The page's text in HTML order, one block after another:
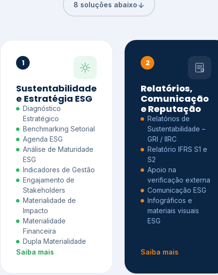
8 soluções abaixo
1
Sustentabilidade
e Estratégia ESG
Diagnóstico
Estratégico
Benchmarking Setorial
Agenda ESG
Análise de Maturidade
ESG
Indicadores de Gestão
Engajamento de
Stakeholders
Materialidade de
Impacto
Materialidade
Financeira
Dupla Materialidade
Saiba mais
2
Relatórios,
Comunicação
e Reputação
Relatórios de
Sustentabilidade –
GRI / IIRC
Relatório IFRS S1 e
S2
Apoio na
verificação externa
Comunicação ESG
Infográficos e
materiais visuais
ESG
Saiba mais